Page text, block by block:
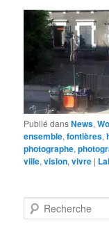
Publié dansNews,
ensemble,fontières,
photographe,
ville,vision,vivre |
e